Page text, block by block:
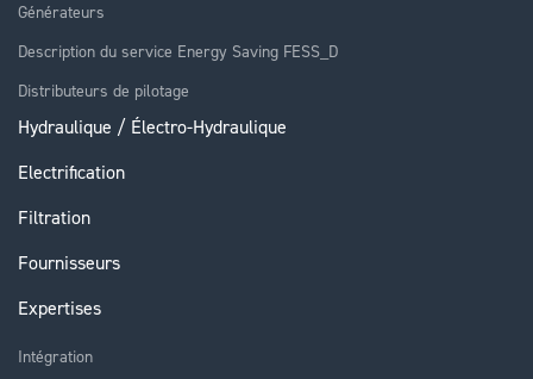
Générateurs
Description du service Energy Saving FESS_D
Distributeurs de pilotage
Hydraulique / Électro-Hydraulique
Electrification
Filtration
Fournisseurs
Expertises
Intégration